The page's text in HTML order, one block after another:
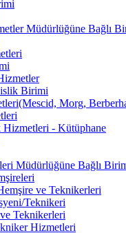
Müdürlüğüne Bağlı
Birimi
Morg,
Hizmetleri - Kütüphane
Müdürlüğüne Bağlı
ve Teknikerleri
Teknikeri
Teknikerleri
Hizmetleri